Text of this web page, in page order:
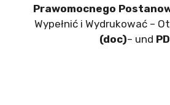
Prawomocnego
Wypełnić i Wydrukować –
(doc)– und